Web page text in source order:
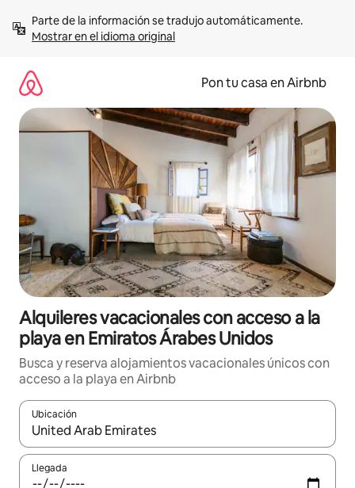
contenidoMostrar en el idioma original
Pon tu casa en Airbnb
Alquileres vacacionales con acceso a la
playa en Emiratos Árabes Unidos
Busca y reserva alojamientos vacacionales únicos con
acceso a la playa en Airbnb
Ubicación
Cuando los resultados estén disponibles, navega con las
Llegada